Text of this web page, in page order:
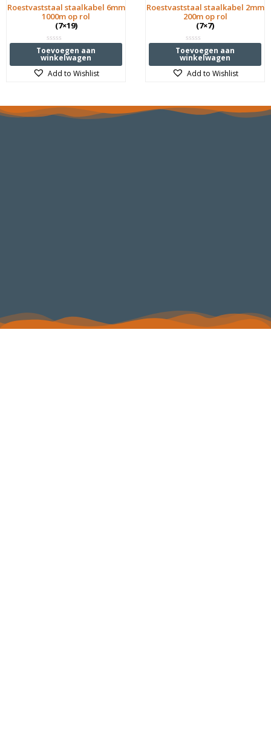
Roestvaststaal staalkabel 6mm
1000m op rol
(7×19)
Waardering
0
uit
5
Toevoegen aan
winkelwagen
Add to Wishlist
Roestvaststaal staalkabel 2mm
200m op rol
(7×7)
Waardering
0
uit
5
Toevoegen aan
winkelwagen
Add to Wishlist